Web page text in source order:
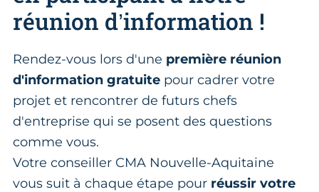
réunion d’information !
Rendez-vous lors d'une première réunion
d'information gratuite pour cadrer votre
projet et rencontrer de futurs chefs
d'entreprise qui se posent des questions
comme vous.
Votre conseiller CMA Nouvelle-Aquitaine
vous suit à chaque étape pour réussir votre